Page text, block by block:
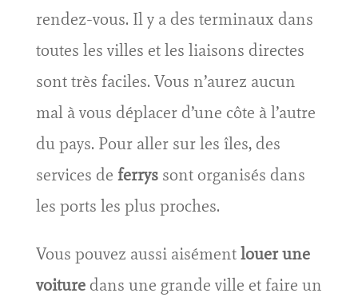
rendez-vous. Il y a des terminaux dans
toutes les villes et les liaisons directes
sont très faciles. Vous n’aurez aucun
mal à vous déplacer d’une côte à l’autre
du pays. Pour aller sur les îles, des
services de ferryssont organisés dans
les ports les plus proches.
Vous pouvez aussi aisémentlouer une
voituredans une grande ville et faire un